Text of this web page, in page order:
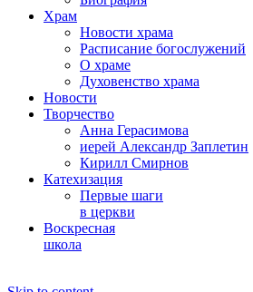
Храм
Новости храма
Расписание богослужений
О храме
Духовенство храма
Новости
Творчество
Анна Герасимова
иерей Александр Заплетин
Кирилл Смирнов
Катехизация
Первые шаги
в церкви
Воскресная
школа